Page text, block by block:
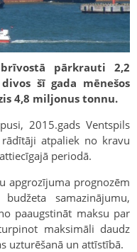
pārkrauti 2,2
šī gada mēnešos
4,8 miljonus tonnu.
2015.gads Ventspils
atpaliek no kravu
periodā.
apgrozījuma prognozēm
samazinājumu,
paaugstināt maksu par
maksimāli daudz
uzturēšanā un attīstībā.